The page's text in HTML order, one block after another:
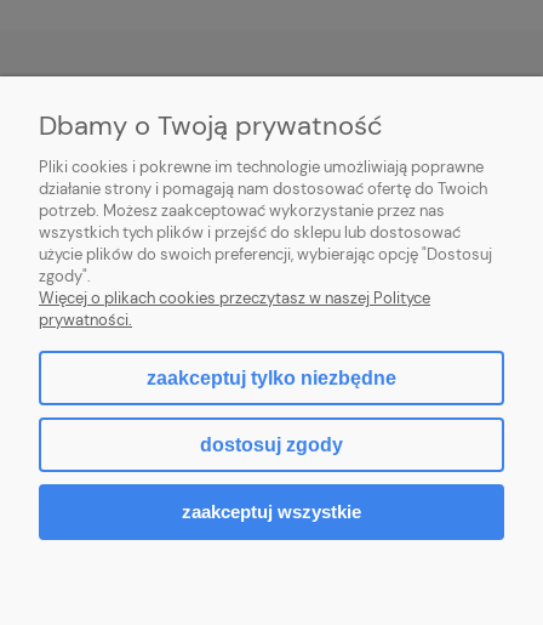
O NAS
INFORMACJE
PŁATNOŚCI I DOSTAWA
POMOC
MOJE KONTO
2026 © komputerydlafirm.pl - wszystkie prawa zastrzeżone.
pokaż pełną wersję strony
Dbamy o Twoją prywatność
Pliki cookies i pokrewne im technologie umożliwiają poprawne
działanie strony i pomagają nam dostosować ofertę do Twoich
potrzeb. Możesz zaakceptować wykorzystanie przez nas
wszystkich tych plików i przejść do sklepu lub dostosować
użycie plików do swoich preferencji, wybierając opcję "Dostosuj
zgody".
Więcej o plikach cookies przeczytasz w naszej Polityce
prywatności.
zaakceptuj tylko niezbędne
dostosuj zgody
zaakceptuj wszystkie